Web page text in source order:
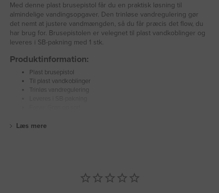
Med denne plast brusepistol får du en praktisk løsning til
almindelige vandingsopgaver. Den trinløse vandregulering gør
det nemt at justere vandmængden, så du får præcis det flow, du
har brug for. Brusepistolen er velegnet til plast vandkoblinger og
leveres i SB-pakning med 1 stk.
Produktinformation:
Plast brusepistol
Til plast vandkoblinger
Trinløs vandregulering
Læs mere